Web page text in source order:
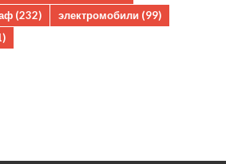
(232) электромобили (99)